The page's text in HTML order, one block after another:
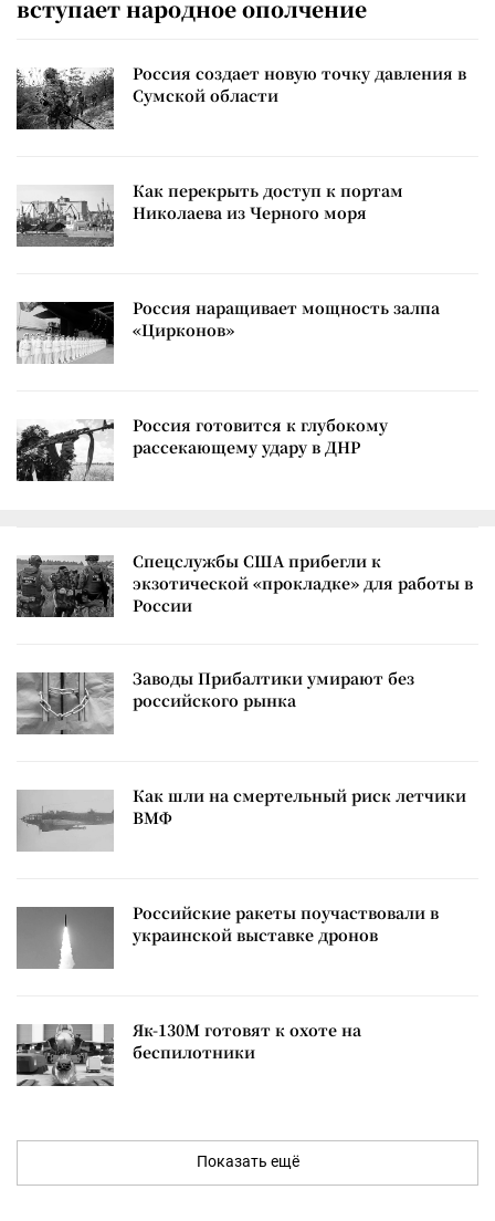
вступает народное ополчение
Россия создает новую точку давления в
Сумской области
Как перекрыть доступ к портам
Николаева из Черного моря
Россия наращивает мощность залпа
«Цирконов»
Россия готовится к глубокому
рассекающему удару в ДНР
Спецслужбы США прибегли к
экзотической «прокладке» для работы в
России
Заводы Прибалтики умирают без
российского рынка
Как шли на смертельный риск летчики
ВМФ
Российские ракеты поучаствовали в
украинской выставке дронов
Як-130М готовят к охоте на
беспилотники
Показать ещё